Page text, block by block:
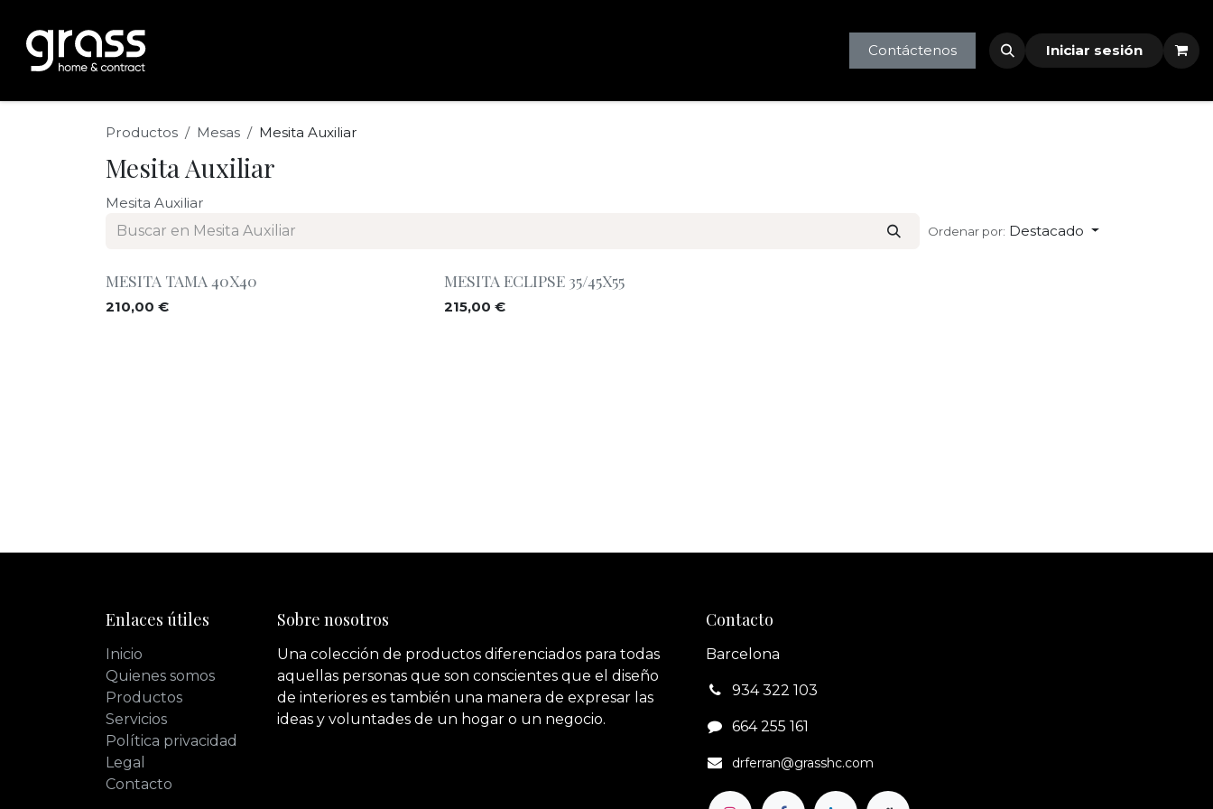
profesionales
Contáctenos Iniciar sesión
Productos Mesas Mesita Auxiliar
Mesita Auxiliar
Mesita Auxiliar
Ordenar por: Destacado
MESITA TAMA 40X40
210,00 €
MESITA ECLIPSE 35/45X55
215,00 €
Enlaces útiles
Inicio
Quienes somos
Productos
Servicios
Política privacidad
Legal
Contacto
Sobre nosotros
Una colección de productos diferenciados para todas
aquellas personas que son conscientes que el diseño
de interiores es también una manera de expresar las
ideas y voluntades de un hogar o un negocio.
Contacto
Barcelona
934 322 103
664 255 161‬
drferran@grasshc.com